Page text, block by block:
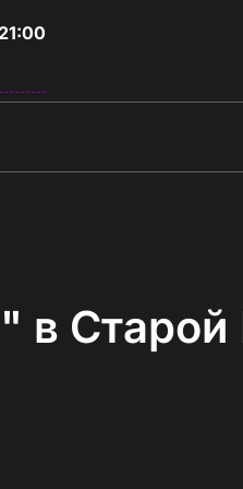
в Старой